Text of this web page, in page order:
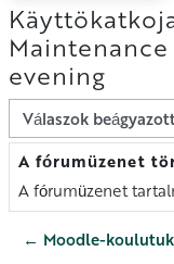
Maintenance
evening
Megjelenítési mód
A fórumüzenet
Válaszok szám: 0
A fórumüzenet
← Moodle-